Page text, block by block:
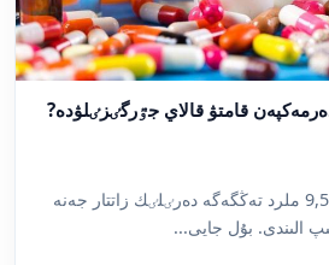
قامتۋ قالاي جٷرگٸزٸلۋدە?
اۋىلدىق اۋرۋحانالار ٷشٸن 9,5 ملرد تەڭگەگە دەرٸلٸك زاتتار جەنە
الىندى. بۇل جايى...